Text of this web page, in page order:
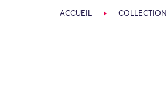
ACCUEIL COLLECTION